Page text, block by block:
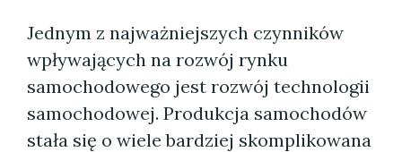
Jednym z najważniejszych czynników
wpływających na rozwój rynku
samochodowego jest rozwój technologii
samochodowej. Produkcja samochodów
stała się o wiele bardziej skomplikowana